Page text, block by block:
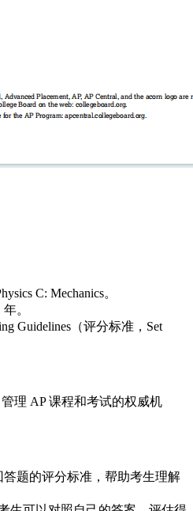
C: Mechanics。
。
Guidelines（评分标准，Set
管理 AP 课程和考试的权威机
答题的评分标准，帮助考生理解